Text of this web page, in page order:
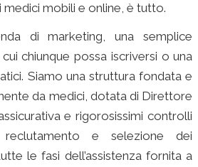
medici mobili e online, è tutto.
di marketing, una semplice
chiunque possa iscriversi o una
Siamo una struttura fondata e
da medici, dotata di Direttore
e rigorosissimi controlli
e selezione dei
le fasi dell’assistenza fornita a